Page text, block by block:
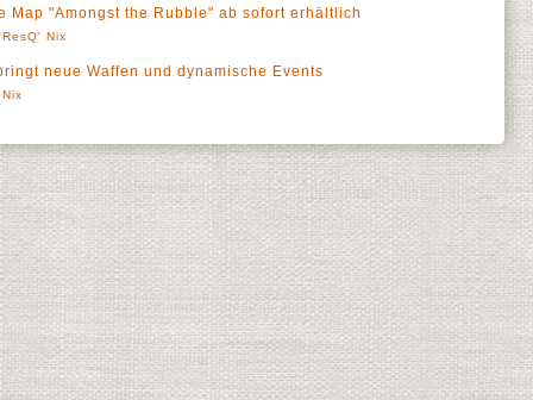
Map "Amongst the Rubble" ab sofort erhältlich
Nix
neue Waffen und dynamische Events